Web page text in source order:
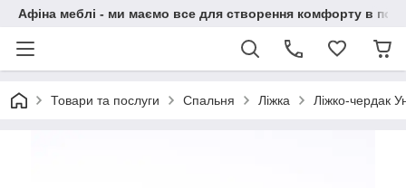
Афіна меблі - ми маємо все для створення комфорту в
Товари та послуги Спальня Ліжка Ліжко-чердак